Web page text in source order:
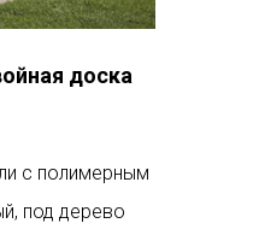
доска
с полимерным
под дерево